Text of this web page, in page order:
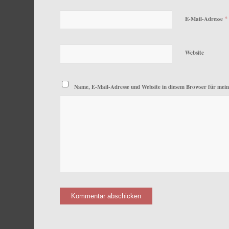
E-Mail-Adresse *
Website
Name, E-Mail-Adresse und Website in diesem Browser für